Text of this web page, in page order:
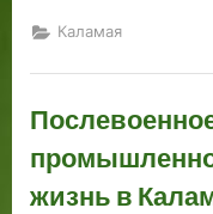
Каламая
жизнь в